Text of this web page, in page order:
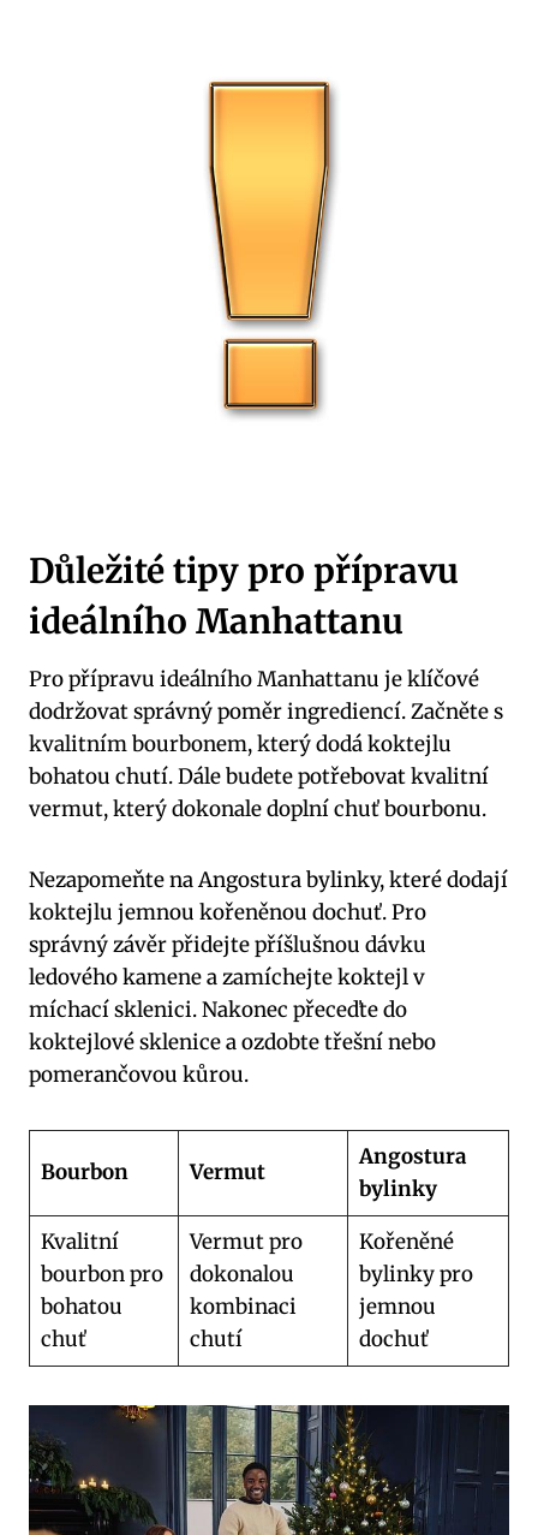
Důležité tipy pro přípravu
ideálního Manhattanu
Pro přípravu ideálního Manhattanu je klíčové
dodržovat správný poměr ingrediencí. Začněte s
kvalitním bourbonem, který dodá koktejlu
bohatou chutí. Dále budete potřebovat kvalitní
vermut, který dokonale doplní chuť bourbonu.
Nezapomeňte na Angostura bylinky, které dodají
koktejlu jemnou kořeněnou dochuť. Pro
správný závěr přidejte příšlušnou dávku
ledového kamene a zamíchejte koktejl v
míchací sklenici. Nakonec přeceďte do
koktejlové sklenice a ozdobte třešní nebo
pomerančovou kůrou.
Bourbon Vermut
Angostura
bylinky
Kvalitní
bourbon pro
bohatou
chuť
Vermut pro
dokonalou
kombinaci
chutí
Kořeněné
bylinky pro
jemnou
dochuť